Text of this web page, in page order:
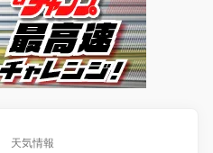
天気情報